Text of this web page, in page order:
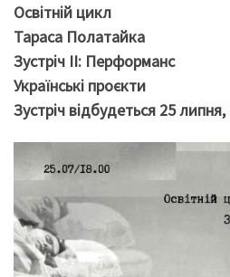
Освітній цикл
Тараса Полатайка
Зустріч ІІ: Перформанс
Українські проєкти
Зустріч відбудеться 25